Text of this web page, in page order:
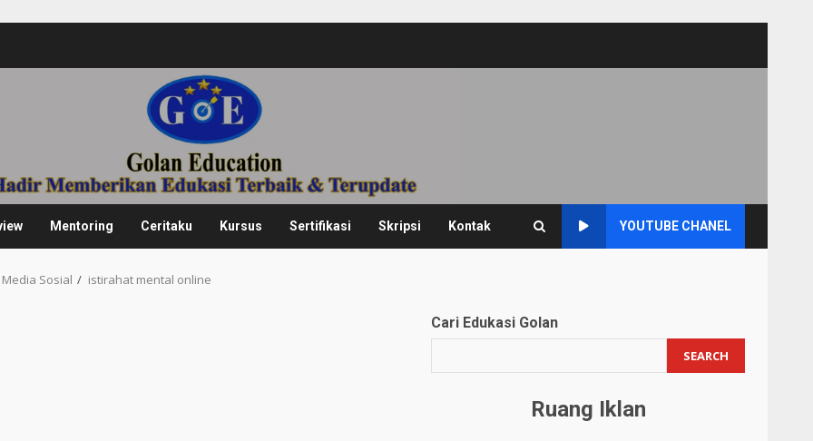
Mentoring Ceritaku Kursus Sertifikasi Skripsi Kontak YOUTUBE CHANEL
Sosial istirahat mental online
Cari Edukasi Golan
SEARCH
Ruang Iklan